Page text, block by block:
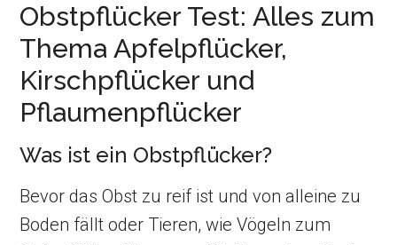
Obstpflücker Test: Alles zum
Thema Apfelpflücker,
Kirschpflücker und
Pflaumenpflücker
Was ist ein Obstpflücker?
Bevor das Obst zu reif ist und von alleine zu
Boden fällt oder Tieren, wie Vögeln zum